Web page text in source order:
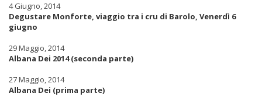
4 Giugno, 2014
Degustare Monforte, viaggio tra i cru di Barolo, Venerdì 6
giugno
29 Maggio, 2014
Albana Dei 2014 (seconda parte)
27 Maggio, 2014
Albana Dei (prima parte)